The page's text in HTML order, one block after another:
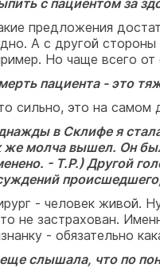
с пациентом за
предложения
А с другой
Но чаще всего от
пациента - это
сильно, это на самом
в Склифе я
же молча вышел. Он
- Т.Р.) Другой
- человек живой.
не застрахован.
- обязательно
слышала, что по